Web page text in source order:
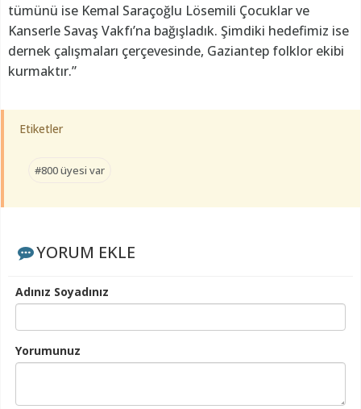
tümünü ise Kemal Saraçoğlu Lösemili Çocuklar ve
Kanserle Savaş Vakfı’na bağışladık. Şimdiki hedefimiz ise
dernek çalışmaları çerçevesinde, Gaziantep folklor ekibi
kurmaktır.”
Etiketler
#800 üyesi var
YORUM EKLE
Adınız Soyadınız
Yorumunuz